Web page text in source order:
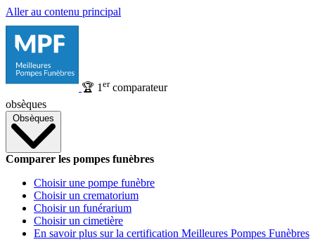
Aller au contenu principal
🏆 1 ercomparateur
obsèques
Obsèques
Comparer les pompes funèbres
Choisir une pompe funèbre
Choisir un crematorium
Choisir un funérarium
Choisir un cimetière
En savoir plus sur la certification Meilleures Pompes Funèbres